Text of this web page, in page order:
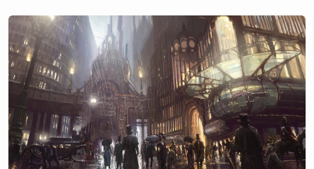
Leggi tutto su "L'Ultima Era" - Temi e Avventure